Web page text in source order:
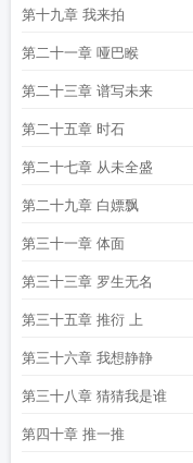
第十九章 我来拍
第二十一章 哑巴睺
第二十三章 谱写未来
第二十五章 时石
第二十七章 从未全盛
第二十九章 白嫖飘
第三十一章 体面
第三十三章 罗生无名
第三十五章 推衍 上
第三十六章 我想静静
第三十八章 猜猜我是谁
第四十章 推一推